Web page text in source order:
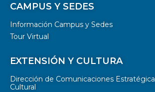
CAMPUS Y SEDES
Información Campus y Sedes
Tour Virtual
EXTENSIÓN Y CULTURA
Dirección de Comunicaciones
Cultural